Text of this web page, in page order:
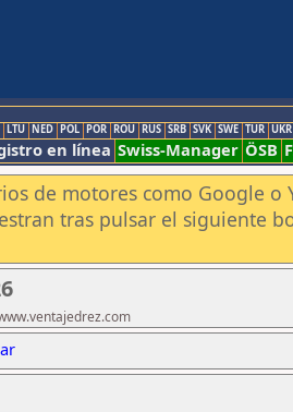
LTU NED POL POR ROU RUS SRB SVK SWE TUR UKR
en línea Swiss-Manager ÖSB
de motores como Google o
tras pulsar el siguiente